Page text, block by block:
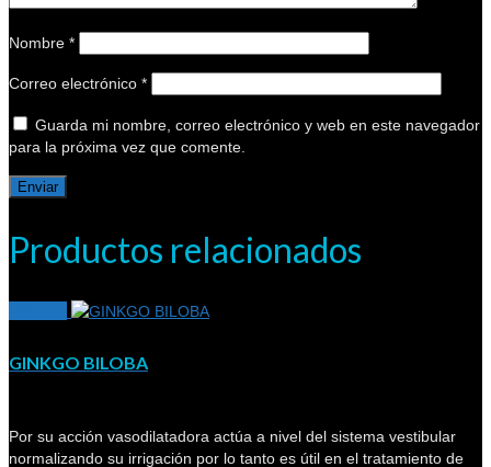
Nombre *
Correo electrónico *
Guarda mi nombre, correo electrónico y web en este navegador
para la próxima vez que comente.
Productos relacionados
GINKGO BILOBA
Por su acción vasodilatadora actúa a nivel del sistema vestibular
normalizando su irrigación por lo tanto es útil en el tratamiento de